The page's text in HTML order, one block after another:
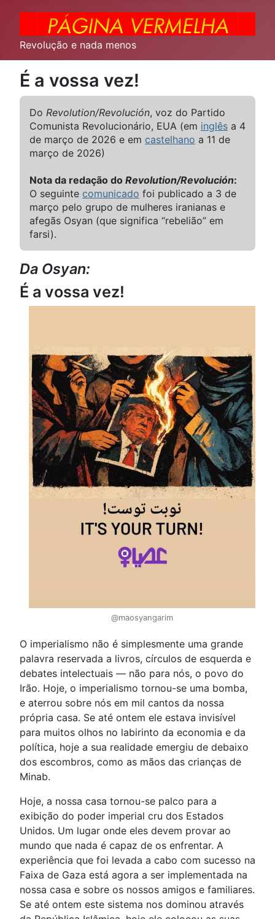
Revolução e nada menos
É a vossa vez!
Do Revolution/Revolución, voz do Partido
Comunista Revolucionário, EUA (em inglês a 4
de março de 2026 e em castelhano a 11 de
março de 2026)
Nota da redação do Revolution/Revolución:
O seguinte comunicado foi publicado a 3 de
março pelo grupo de mulheres iranianas e
afegãs Osyan (que significa “rebelião” em
farsi).
Da Osyan:
É a vossa vez!
@maosyangarim
O imperialismo não é simplesmente uma grande
palavra reservada a livros, círculos de esquerda e
debates intelectuais — não para nós, o povo do
Irão. Hoje, o imperialismo tornou-se uma bomba,
e aterrou sobre nós em mil cantos da nossa
própria casa. Se até ontem ele estava invisível
para muitos olhos no labirinto da economia e da
política, hoje a sua realidade emergiu de debaixo
dos escombros, como as mãos das crianças de
Minab.
Hoje, a nossa casa tornou-se palco para a
exibição do poder imperial cru dos Estados
Unidos. Um lugar onde eles devem provar ao
mundo que nada é capaz de os enfrentar. A
experiência que foi levada a cabo com sucesso na
Faixa de Gaza está agora a ser implementada na
nossa casa e sobre os nossos amigos e familiares.
Se até ontem este sistema nos dominou através